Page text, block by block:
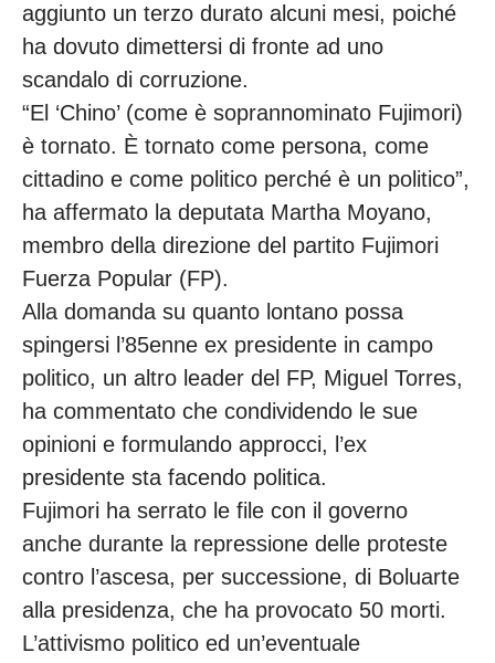
aggiunto un terzo durato alcuni mesi, poiché
ha dovuto dimettersi di fronte ad uno
scandalo di corruzione.
“El ‘Chino’ (come è soprannominato Fujimori)
è tornato. È tornato come persona, come
cittadino e come politico perché è un politico”,
ha affermato la deputata Martha Moyano,
membro della direzione del partito Fujimori
Fuerza Popular (FP).
Alla domanda su quanto lontano possa
spingersi l’85enne ex presidente in campo
politico, un altro leader del FP, Miguel Torres,
ha commentato che condividendo le sue
opinioni e formulando approcci, l’ex
presidente sta facendo politica.
Fujimori ha serrato le file con il governo
anche durante la repressione delle proteste
contro l’ascesa, per successione, di Boluarte
alla presidenza, che ha provocato 50 morti.
L’attivismo politico ed un’eventuale